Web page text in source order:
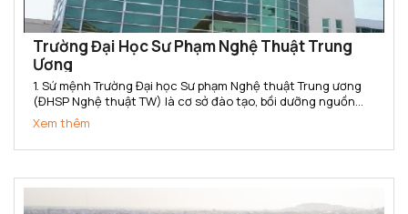
Trường Đại Học Sư Phạm Nghệ Thuật Trung
Ương
1. Sứ mệnh Trường Đại học Sư phạm Nghệ thuật Trung ương
(ĐHSP Nghệ thuật TW) là cơ sở đào tạo, bồi dưỡng nguồn
nhân lực có trình độ đại học, sau đại học và nghiên cứu khoa
học, chuyển giao công nghệ trong lĩnh vực Văn hóa,...
Xem thêm